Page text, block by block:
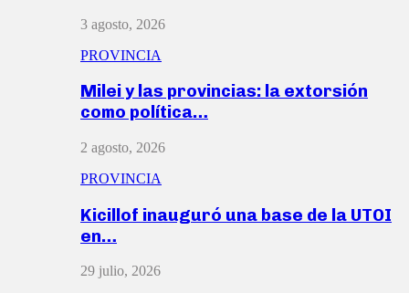
3 agosto, 2026
PROVINCIA
Milei y las provincias: la extorsión
como política…
2 agosto, 2026
PROVINCIA
Kicillof inauguró una base de la UTOI
en…
29 julio, 2026